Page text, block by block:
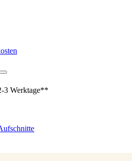
3 Werktage**